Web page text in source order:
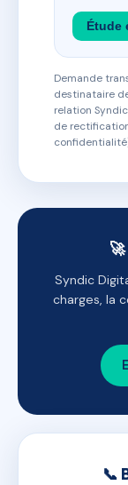
Étude
Demande
destinataire
relation
de
Syndic
charges, la
📞